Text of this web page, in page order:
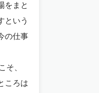
をまと
という
の仕事
そ、
ころは